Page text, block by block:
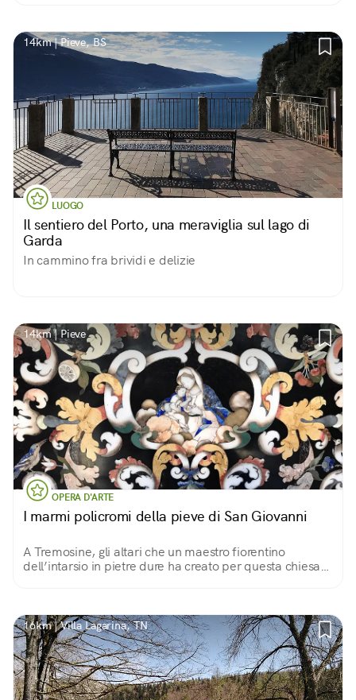
14km | Pieve, BS
LUOGO
Il sentiero del Porto, una meraviglia sul lago di
Garda
In cammino fra brividi e delizie
14km | Pieve
OPERA D'ARTE
I marmi policromi della pieve di San Giovanni
A Tremosine, gli altari che un maestro fiorentino
dell’intarsio in pietre dure ha creato per questa chiesa
16km | Villa Lagarina, TN